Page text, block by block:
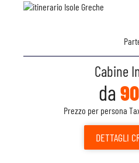
Cabine
da
Prezzo per persona
DETTAGLI